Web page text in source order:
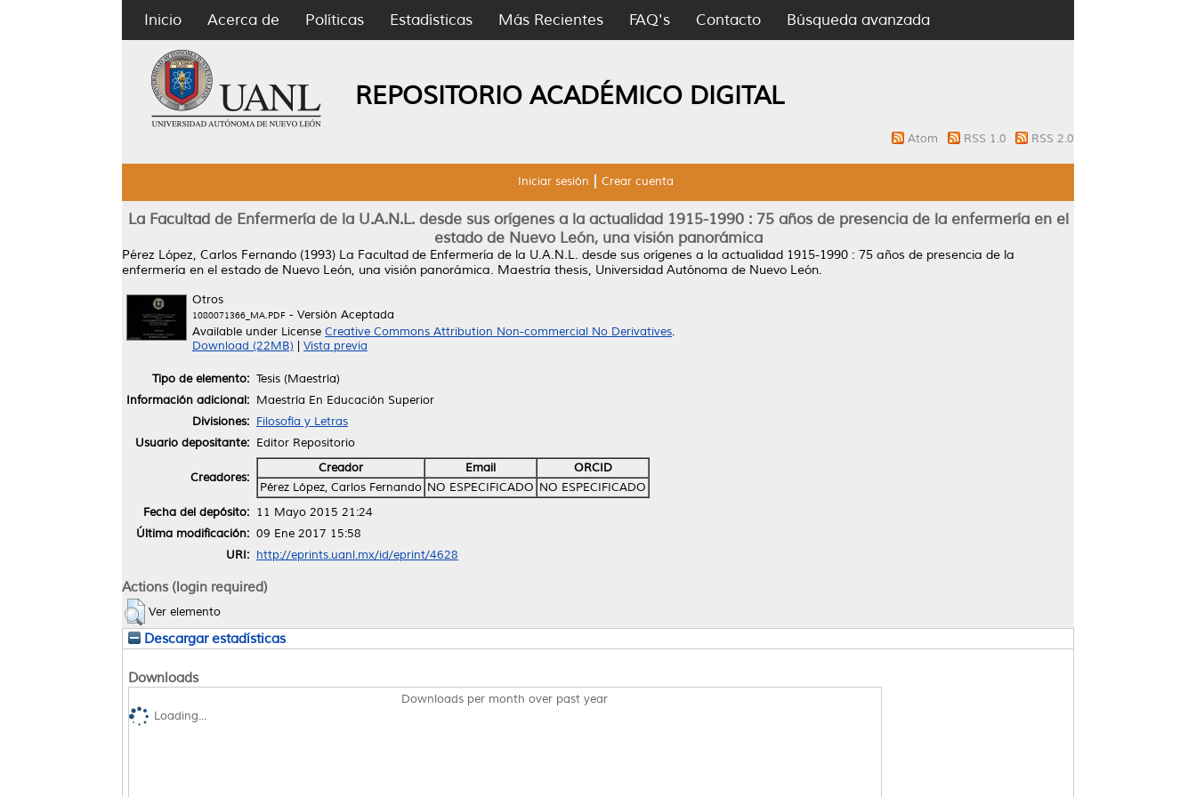
Inicio Acerca de Políticas Estadísticas Más Recientes FAQ's Contacto Búsqueda avanzada
REPOSITORIO ACADÉMICO DIGITAL
Atom RSS 1.0 RSS 2.0
Iniciar sesión Crear cuenta
La Facultad de Enfermería de la U.A.N.L. desde sus orígenes a la actualidad 1915-1990 : 75 años de presencia de la enfermería en el
estado de Nuevo León, una visión panorámica
Pérez López, Carlos Fernando (1993) La Facultad de Enfermería de la U.A.N.L. desde sus orígenes a la actualidad 1915-1990 : 75 años de presencia de la
enfermería en el estado de Nuevo León, una visión panorámica. Maestría thesis, Universidad Autónoma de Nuevo León.
Otros
1080071366_MA.PDF - Versión Aceptada
Available under License Creative Commons Attribution Non-commercial No Derivatives.
Download (22MB)
Vista previa
Tipo de elemento: Tesis (Maestría)
Información adicional: Maestría En Educación Superior
Divisiones: Filosofía y Letras
Usuario depositante: Editor Repositorio
Creadores:
Creador Email
ORCID
Pérez López, Carlos Fernando NO ESPECIFICADO NO ESPECIFICADO
Fecha del depósito: 11 Mayo 2015 21:24
Última modificación: 09 Ene 2017 15:58
URI: http://eprints.uanl.mx/id/eprint/4628
Actions (login required)
Ver elemento
Descargar estadísticas
Downloads
Downloads per month over past year
Loading...